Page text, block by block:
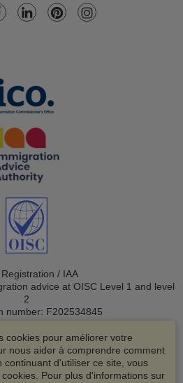
cookies pour améliorer votre
nous aider à comprendre comment
continuant d'utiliser ce site, vous
Pour plus d'informations sur
/ IAA
advice at OISC Level 1 and level
2
number: F202534845